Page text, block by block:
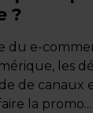
?
du e-
les
de canaux
la promo...